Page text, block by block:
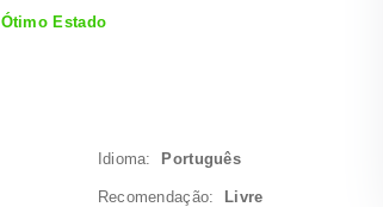
Ótimo Estado
Idioma: Português
Recomendação: Livre